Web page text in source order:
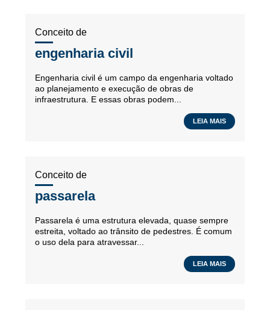
Conceito de
engenharia civil
Engenharia civil é um campo da engenharia voltado
ao planejamento e execução de obras de
infraestrutura. E essas obras podem...
LEIA MAIS
Conceito de
passarela
Passarela é uma estrutura elevada, quase sempre
estreita, voltado ao trânsito de pedestres. É comum
o uso dela para atravessar...
LEIA MAIS